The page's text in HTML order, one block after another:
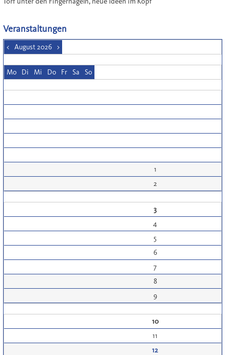
Veranstaltungen
< August 2026 >
Mo Di Mi Do Fr Sa So
1
2
3
4
5
6
7
8
9
10
11
12